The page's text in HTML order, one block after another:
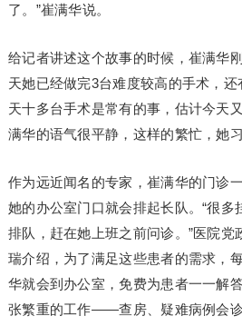
了。”崔满华说。
给记者讲述这个故事的时候，崔满华
天她已经做完3台难度较高的手术，还
天十多台手术是常有的事，估计今天
满华的语气很平静，这样的繁忙，她习
作为远近闻名的专家，崔满华的门诊
她的办公室门口就会排起长队。“很多
排队，赶在她上班之前问诊。”医院党
瑞介绍，为了满足这些患者的需求，
华就会到办公室，免费为患者一一解
张繁重的工作——查房、疑难病例会